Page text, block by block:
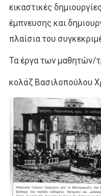
εικαστικές
έμπνευσης και
πλαίσια του
Τα έργα των μαθητών/
κολάζ Βασιλοπούλου